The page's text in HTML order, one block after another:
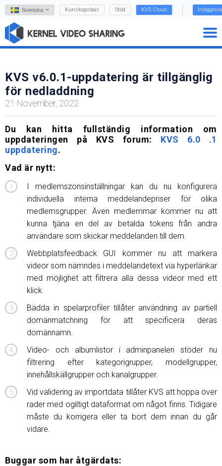
Svenska Kunskapsbas Stöd KVS Cloud
KVS v6.0.1-uppdatering är tillgänglig
för nedladdning
21 November, 2022
Du kan hitta fullständig information om
uppdateringen på KVS forum: KVS 6.0 .1
uppdatering.
Vad är nytt:
I medlemszonsinställningar kan du nu konfigurera
individuella interna meddelandepriser för olika
medlemsgrupper. Även medlemmar kommer nu att
kunna tjäna en del av betalda tokens från andra
användare som skickar meddelanden till dem.
Webbplatsfeedback GUI kommer nu att markera
videor som nämndes i meddelandetext via hyperlänkar
med möjlighet att filtrera alla dessa videor med ett
klick.
Bädda in spelarprofiler tillåter användning av partiell
domänmatchning för att specificera deras
domännamn.
Video- och albumlistor i adminpanelen stöder nu
filtrering efter kategorigrupper, modellgrupper,
innehållskällgrupper och kanalgrupper.
Vid validering av importdata tillåter KVS att hoppa över
rader med ogiltigt dataformat om något finns. Tidigare
måste du korrigera eller ta bort dem innan du går
vidare.
Buggar som har åtgärdats: